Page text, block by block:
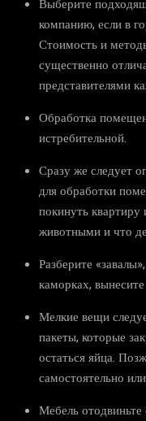
Выберите
компанию, если в
Стоимость и
существенно
представителями
Обработка
истребительной.
Сразу же следует
для обработки
покинуть
животными и что
Разберите
каморках,
Мелкие вещи
пакеты, которые
остаться яйца.
самостоятельно
Мебель отодвиньте